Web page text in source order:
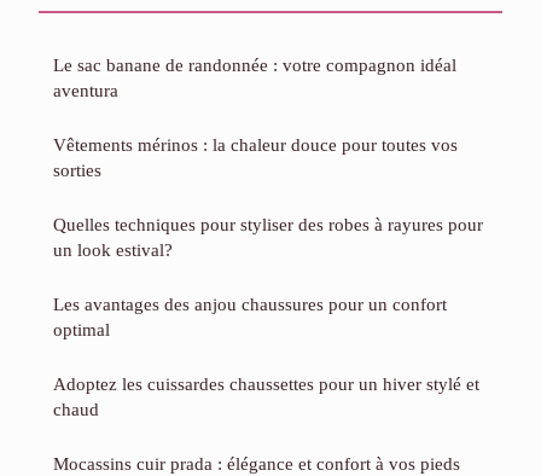
Le sac banane de randonnée : votre compagnon idéal
aventura
Vêtements mérinos : la chaleur douce pour toutes vos
sorties
Quelles techniques pour styliser des robes à rayures pour
un look estival?
Les avantages des anjou chaussures pour un confort
optimal
Adoptez les cuissardes chaussettes pour un hiver stylé et
chaud
Mocassins cuir prada : élégance et confort à vos pieds